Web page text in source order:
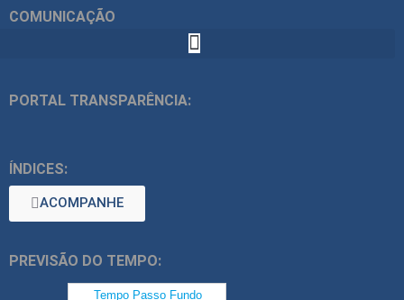
COMUNICAÇÃO
PORTAL TRANSPARÊNCIA:
ÍNDICES:
ACOMPANHE
PREVISÃO DO TEMPO: